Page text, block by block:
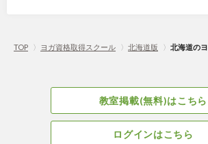
TOP 〉 ヨガ資格取得スクール 〉 北海道版 〉 北海道の
教室掲載(無料)はこちら
ログインはこちら